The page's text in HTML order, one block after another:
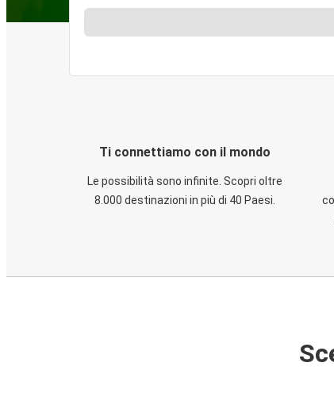
Ti connettiamo con il mondo
Le possibilità sono infinite. Scopri oltre
8.000 destinazioni in più di 40 Paesi.